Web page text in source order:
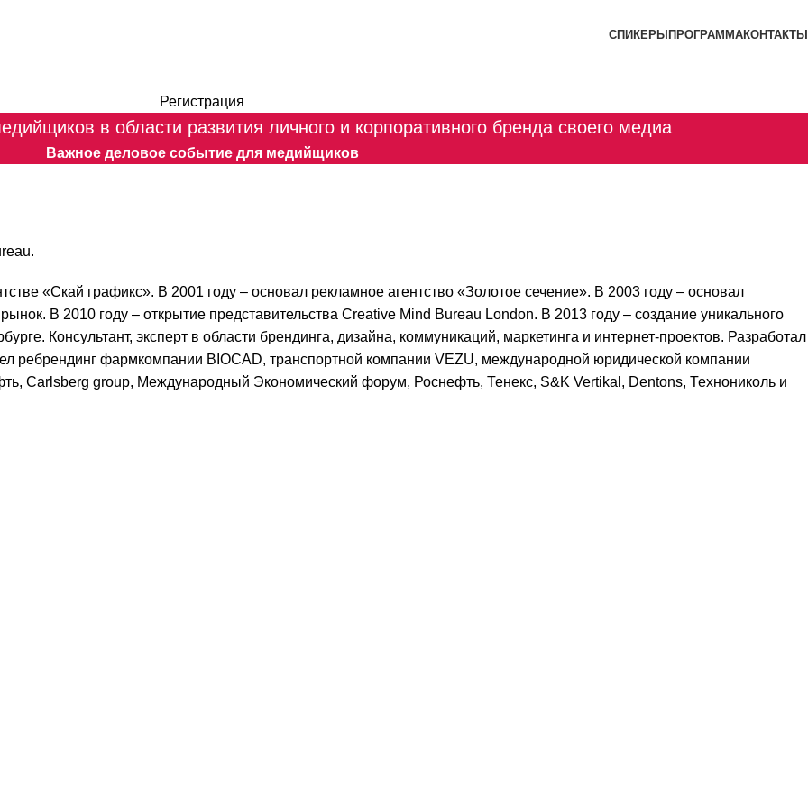
СПИКЕРЫ ПРОГРАММАКОНТАКТЫ
Регистрация
в области развития личного и корпоративного бренда своего медиа
Важное деловое событие для медийщиков
«Скай графикс». В 2001 году – основал рекламное агентство «Золотое сечение». В 2003 году – основал
В 2010 году – открытие представительства Creative Mind Bureau London. В 2013 году – создание уникального
Консультант, эксперт в области брендинга, дизайна, коммуникаций, маркетинга и интернет-проектов. Разработал
ребрендинг фармкомпании BIOCAD, транспортной компании VEZU, международной юридической компании
Carlsberg group, Международный Экономический форум, Роснефть, Тенекс, S&K Vertikal, Dentons, Технониколь и